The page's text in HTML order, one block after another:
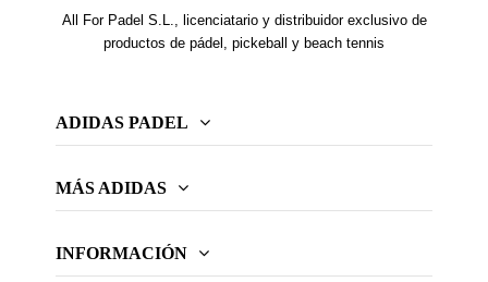
All For Padel S.L., licenciatario y distribuidor exclusivo de
productos de pádel, pickeball y beach tennis
ADIDAS PADEL
MÁS ADIDAS
INFORMACIÓN